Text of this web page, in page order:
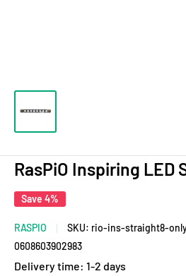
RasPiO Inspiring LED
Save 4%
RASPIO SKU: rio-ins-straight8-
0608603902983
Delivery time: 1-2 days